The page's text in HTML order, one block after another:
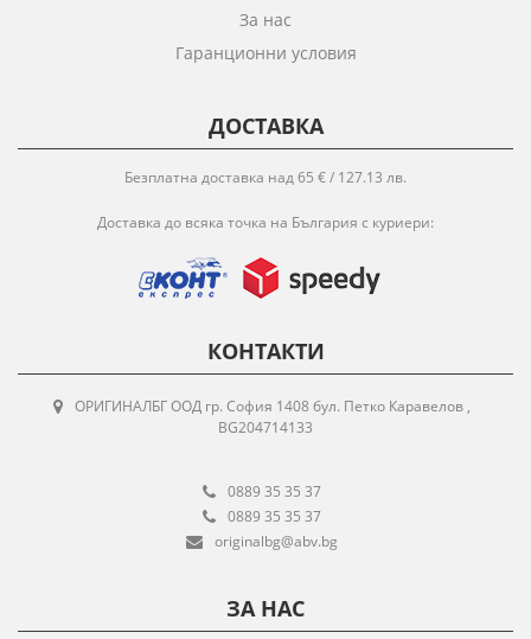
За нас
Гаранционни условия
ДОСТАВКА
Безплатна доставка над 65 € / 127.13 лв.
Доставка до всяка точка на България с куриери:
КОНТАКТИ
ОРИГИНАЛБГ ООД гр. София 1408 бул. Петко Каравелов ,
BG204714133
0889 35 35 37
0889 35 35 37
originalbg@abv.bg
ЗА НАС